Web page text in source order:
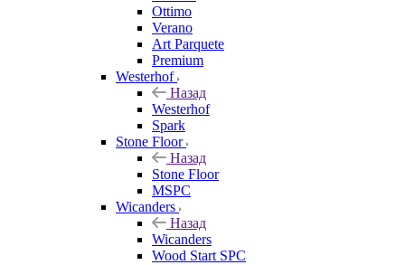
Ottimo
Verano
Art Parquete
Premium
Westerhof
Назад
Westerhof
Spark
Stone Floor
Назад
Stone Floor
MSPC
Wicanders
Назад
Wicanders
Wood Start SPC